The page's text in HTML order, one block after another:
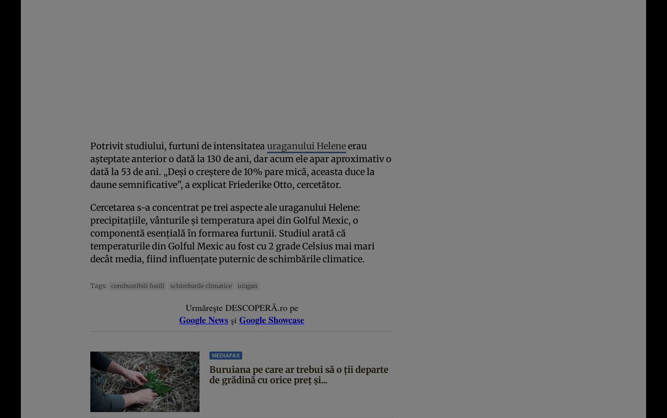
Potrivit studiului, furtuni de intensitateauraganului Heleneerau
așteptate anterior o dată la 130 de ani, dar acum ele apar aproximativ o
dată la 53 de ani. „Deși o creștere de 10% pare mică, aceasta duce la
daune semnificative”, a explicat Friederike Otto, cercetător.
Cercetarea s-a concentrat pe trei aspecte ale uraganului Helene:
precipitațiile, vânturile și temperatura apei din Golful Mexic, o
componentă esențială în formarea furtunii. Studiul arată că
temperaturile din Golful Mexic au fost cu 2 grade Celsius mai mari
decât media, fiind influențate puternic de schimbările climatice.
Tags: combustibili fosili schimbarile climatice uragan
Urmărește DESCOPERĂ.ro pe
Google News și Google Showcase
MEDIAFAX
Buruiana pe care ar trebui să o ții departe
de grădină cu orice preț și...